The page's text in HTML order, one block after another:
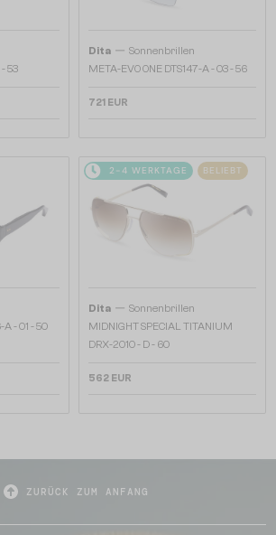
53
Dita — Sonnenbrillen
META-EVO ONE DTS147-A - 03 - 56
721 EUR
A - 01 - 50
2-4 WERKTAGE BELIEBT
Dita — Sonnenbrillen
MIDNIGHT SPECIAL TITANIUM
DRX-2010 - D - 60
562 EUR
ZURÜCK ZUM ANFANG